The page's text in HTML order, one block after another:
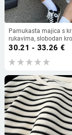
Pamukasta majica s
rukavima, slobodan
tisk slovima
30.21 - 33.26 €